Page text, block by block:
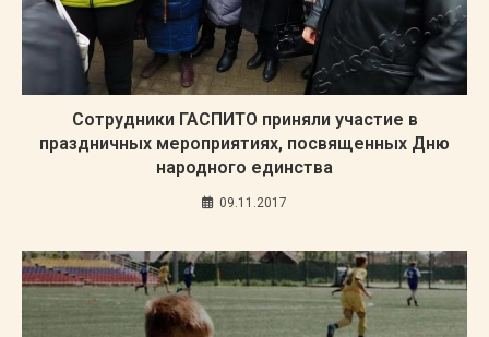
Сотрудники ГАСПИТО приняли участие в
праздничных мероприятиях, посвященных Дню
народного единства
09.11.2017